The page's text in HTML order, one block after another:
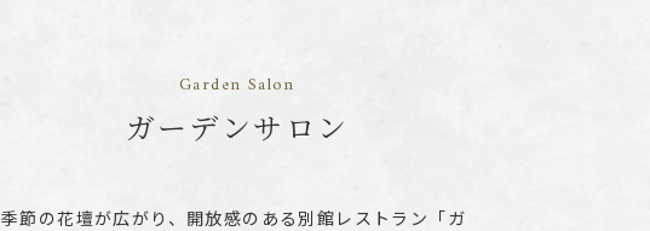
Garden Salon
ガーデンサロン
季節の花壇が広がり、開放感のある別館レストラン「ガ